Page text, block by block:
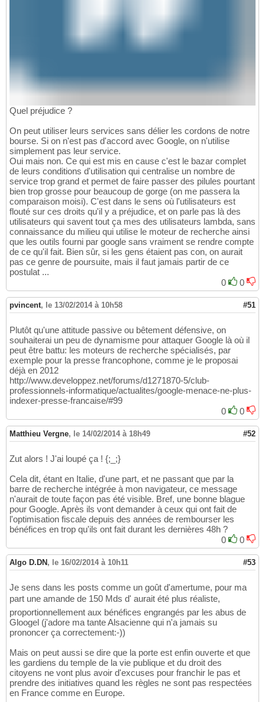
Quel préjudice ?
On peut utiliser leurs services sans délier les cordons de notre
bourse. Si on n'est pas d'accord avec Google, on n'utilise
simplement pas leur service.
Oui mais non. Ce qui est mis en cause c'est le bazar complet
de leurs conditions d'utilisation qui centralise un nombre de
service trop grand et permet de faire passer des pilules pourtant
bien trop grosse pour beaucoup de gorge (on me passera la
comparaison moisi). C'est dans le sens où l'utilisateurs est
flouté sur ces droits qu'il y a préjudice, et on parle pas là des
utilisateurs qui savent tout ça mes des utilisateurs lambda, sans
connaissance du milieu qui utilise le moteur de recherche ainsi
que les outils fourni par google sans vraiment se rendre compte
de ce qu'il fait. Bien sûr, si les gens étaient pas con, on aurait
pas ce genre de poursuite, mais il faut jamais partir de ce
postulat ...
0
0
pvincent, le 13/02/2014 à 10h58 #51
Plutôt qu'une attitude passive ou bêtement défensive, on
souhaiterai un peu de dynamisme pour attaquer Google là où il
peut être battu: les moteurs de recherche spécialisés, par
exemple pour la presse francophone, comme je le proposai
déjà en 2012
http://www.developpez.net/forums/d1271870-5/club-
professionnels-informatique/actualites/google-menace-ne-plus-
indexer-presse-francaise/#99
0
0
Matthieu Vergne, le 14/02/2014 à 18h49 #52
Zut alors ! J'ai loupé ça ! {;_;}
Cela dit, étant en Italie, d'une part, et ne passant que par la
barre de recherche intégrée à mon navigateur, ce message
n'aurait de toute façon pas été visible. Bref, une bonne blague
pour Google. Après ils vont demander à ceux qui ont fait de
l'optimisation fiscale depuis des années de rembourser les
bénéfices en trop qu'ils ont fait durant les dernières 48h ?
0
0
Algo D.DN , le 16/02/2014 à 10h11 #53
Je sens dans les posts comme un goût d'amertume, pour ma
part une amande de 150 Mds d' aurait été plus réaliste,
proportionnellement aux bénéfices engrangés par les abus de
Gloogel (j'adore ma tante Alsacienne qui n'a jamais su
prononcer ça correctement:-))
Mais on peut aussi se dire que la porte est enfin ouverte et que
les gardiens du temple de la vie publique et du droit des
citoyens ne vont plus avoir d'excuses pour franchir le pas et
prendre des initiatives quand les règles ne sont pas respectées
en France comme en Europe.